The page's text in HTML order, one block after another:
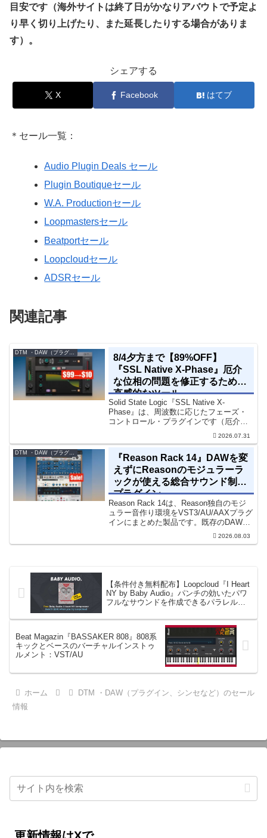
目安です（海外サイトは終了日がかなりアバウトで予定よ
り早く切り上げたり、また延長したりする場合がありま
す）。
シェアする
X Facebook はてブ
＊セール一覧：
Audio Plugin Deals セール
Plugin Boutiqueセール
W.A. Productionセール
Loopmastersセール
Beatportセール
Loopcloudセール
ADSRセール
関連記事
DTM ・DAW（プラグイン、シンセなど）のセール情報
8/4夕方まで【89%OFF】
『SSL Native X-Phase』厄介
な位相の問題を修正するための
直感的なツール
Solid State Logic『SSL Native X-
Phase』は、周波数に応じたフェーズ・
コントロール・プラグインです（厄介な
位相の問題を修正するための直感的なツ
ールです）。特定の周波数で位相をシフ
2026.07.31
DTM ・DAW（プラグイン、シンセなど）のセール情報
『Reason Rack 14』DAWを変
えずにReasonのモジュラーラ
ックが使える総合サウンド制作
プラグイン
Reason Rack 14は、Reason独自のモジ
ュラー音作り環境をVST3/AU/AAXプラグ
インにまとめた製品です。既存のDAWを
乗り換えることなく、68種類のシンセや
エフェクト、CV配線をそのままトラック
2026.08.03
【条件付き無料配布】Loopcloud『I Heart
NY by Baby Audio』パンチの効いたパワ
フルなサウンドを作成できるパラレルコ
Beat Magazin『BASSAKER 808』808系
キックとベースのバーチャルインストゥ
ルメント：VST/AU
ホーム
DTM ・DAW（プラグイン、シンセなど）のセール
情報